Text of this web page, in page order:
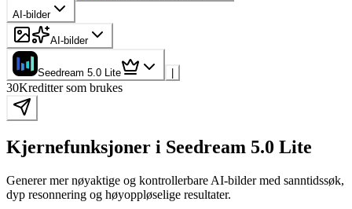
AI-bilder
AI-bilder
Seedream 5.0 Lite |
30Kreditter som brukes
Kjernefunksjoner i Seedream 5.0 Lite
Generer mer nøyaktige og kontrollerbare AI-bilder med sanntidssøk,
dyp resonnering og høyoppløselige resultater.